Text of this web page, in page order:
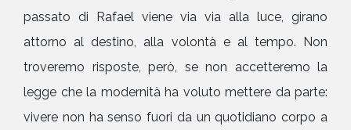
passato di Rafael viene via via alla luce, girano
attorno al destino, alla volontà e al tempo. Non
troveremo risposte, però, se non accetteremo la
legge che la modernità ha voluto mettere da parte:
vivere non ha senso fuori da un quotidiano corpo a